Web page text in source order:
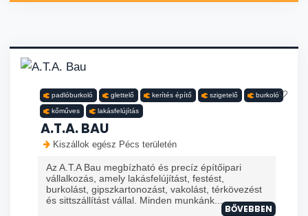
padlóburkoló glettelő kerítés építő szigetelő burkoló
kőműves lakásfelújítás
A.T.A. BAU
Kiszállok egész Pécs területén
Az A.T.A Bau megbízható és precíz építőipari
vállalkozás, amely lakásfelújítást, festést,
burkolást, gipszkartonozást, vakolást, térkövezést
és sittszállítást vállal. Minden munkánk...
BŐVEBBEN